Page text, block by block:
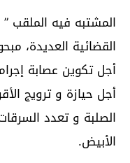
المشتبه فيه الملقب
القضائية العديدة،
أجل تكوين عصابة
أجل حيازة و ترويج
الصلبة و تعدد
الأبيض.